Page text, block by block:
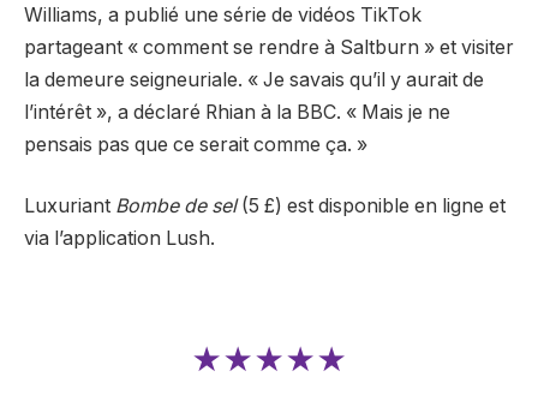
Williams, a publié une série de vidéos TikTok
partageant « comment se rendre à Saltburn » et visiter
la demeure seigneuriale. « Je savais qu’il y aurait de
l’intérêt », a déclaré Rhian à la BBC. « Mais je ne
pensais pas que ce serait comme ça. »
Luxuriant Bombe de sel(5 £) est disponible en ligne et
via l’application Lush.
★★★★★